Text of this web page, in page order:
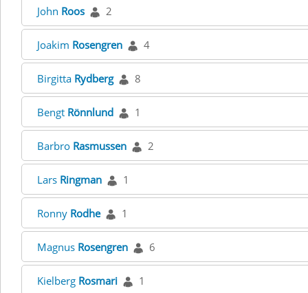
John Roos 2
Joakim Rosengren 4
Birgitta Rydberg 8
Bengt Rönnlund 1
Barbro Rasmussen 2
Lars Ringman 1
Ronny Rodhe 1
Magnus Rosengren 6
Kielberg Rosmari 1